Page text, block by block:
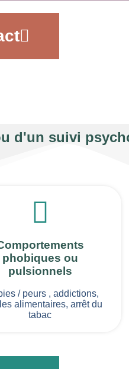
d'un suivi
phobiques ou
pulsionnels
/ peurs , addictions,
alimentaires, arrêt du
tabac